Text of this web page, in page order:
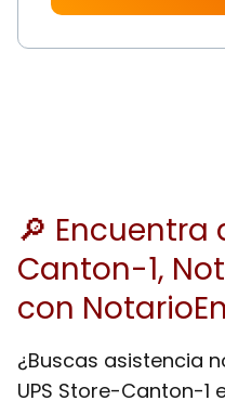
🔎 Encuentra
Canton-1,
con
¿Buscas asistencia
UPS Store-Canton-1